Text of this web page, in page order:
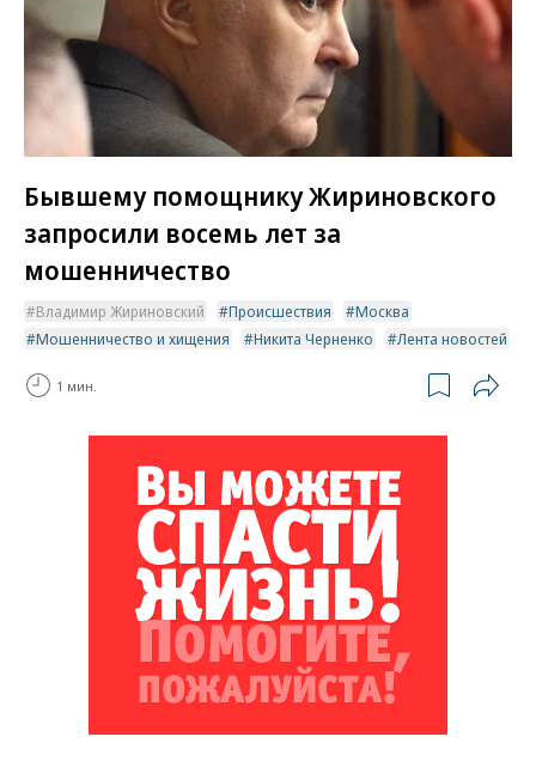
Бывшему помощнику Жириновского
запросили восемь лет за
мошенничество
Владимир Жириновский Происшествия
Москва
Мошенничество и хищения
Никита Черненко Лента новостей
1 мин.